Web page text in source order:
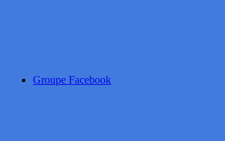
Groupe Facebook